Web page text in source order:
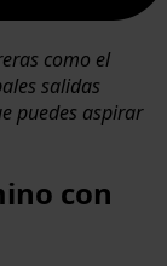
como el
salidas
puedes aspirar
con